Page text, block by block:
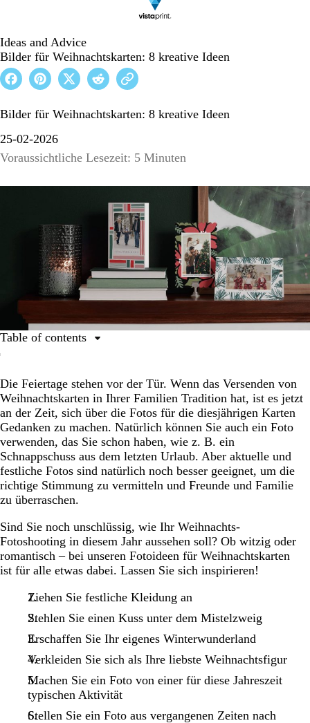
Ideas and Advice
Bilder für Weihnachtskarten: 8 kreative Ideen
Bilder für Weihnachtskarten: 8 kreative Ideen
25-02-2026
Voraussichtliche Lesezeit: 5 Minuten
Die Feiertage stehen vor der Tür. Wenn das Versenden von
Weihnachtskarten in Ihrer Familien Tradition hat, ist es jetzt
an der Zeit, sich über die Fotos für die diesjährigen Karten
Gedanken zu machen. Natürlich können Sie auch ein Foto
verwenden, das Sie schon haben, wie z. B. ein
Schnappschuss aus dem letzten Urlaub. Aber aktuelle und
festliche Fotos sind natürlich noch besser geeignet, um die
richtige Stimmung zu vermitteln und Freunde und Familie
zu überraschen.
Sind Sie noch unschlüssig, wie Ihr Weihnachts-
Fotoshooting in diesem Jahr aussehen soll? Ob witzig oder
romantisch – bei unseren Fotoideen für Weihnachtskarten
ist für alle etwas dabei. Lassen Sie sich inspirieren!
Ziehen Sie festliche Kleidung an
Stehlen Sie einen Kuss unter dem Mistelzweig
Erschaffen Sie Ihr eigenes Winterwunderland
Verkleiden Sie sich als Ihre liebste Weihnachtsfigur
Machen Sie ein Foto von einer für diese Jahreszeit
typischen Aktivität
Stellen Sie ein Foto aus vergangenen Zeiten nach
Table of contents
2. Posieren Sie für einen Kuss unter dem Mistelzweig
3. Erschaffen Sie Ihr eigenes Winterwunderland
4. Verkleiden Sie sich als Ihre liebste Weihnachtsfigur
5. Machen Sie ein Foto von einer typischen
Weihnachtstradition
6. Stellen Sie ein altes Foto nach
8. Teilen Sie aufregende Neuigkeiten
So wählen Sie das beste Foto für Ihre Weihnachtskarten